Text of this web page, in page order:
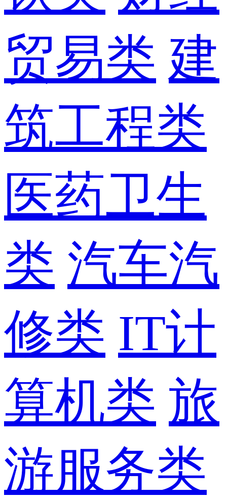
贸易类 建
筑工程类
医药卫生
类 汽车汽
修类 IT计
算机类 旅
游服务类